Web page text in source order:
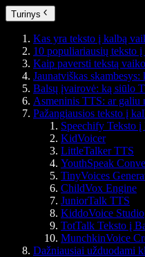
Turinys
Kas yra teksto į kalbą
10 populiariausių teksto
Kaip paversti tekstą
Jaunatviškas
Balsų įvairovė: ką siūlo
Asmeninis TTS: ar galiu
Pažangiausios teksto į
Speechify Teksto į
KidVoicer
LittleTalker TTS
YouthSpeak
TinyVoices
ChildVox Engine
JuniorTalk TTS
KiddoVoice Studio
TotTalk Teksto į
MunchkinVoice
Dažniausiai užduodami